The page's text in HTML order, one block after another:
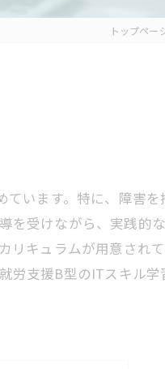
トップペー
います。特に、障害
を受けながら、実践的
キュラムが用意され
労支援B型のITスキル